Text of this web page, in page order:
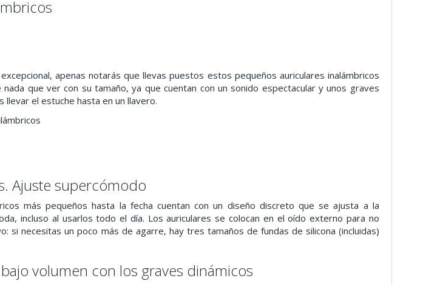
apenas notarás que llevas puestos estos pequeños auriculares inalámbricos
que ver con su tamaño, ya que cuentan con un sonido espectacular y unos graves
llevar el estuche hasta en un llavero.
Ajuste supercómodo
más pequeños hasta la fecha cuentan con un diseño discreto que se ajusta a la
incluso al usarlos todo el día. Los auriculares se colocan en el oído externo para no
si necesitas un poco más de agarre, hay tres tamaños de fundas de silicona (incluidas)
volumen con los graves dinámicos